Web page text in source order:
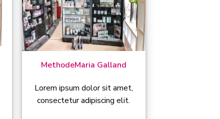
MethodeMaria Galland
Lorem ipsum dolor sit amet,
consectetur adipiscing elit.